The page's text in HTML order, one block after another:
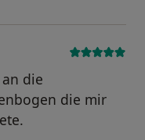
die
die mir